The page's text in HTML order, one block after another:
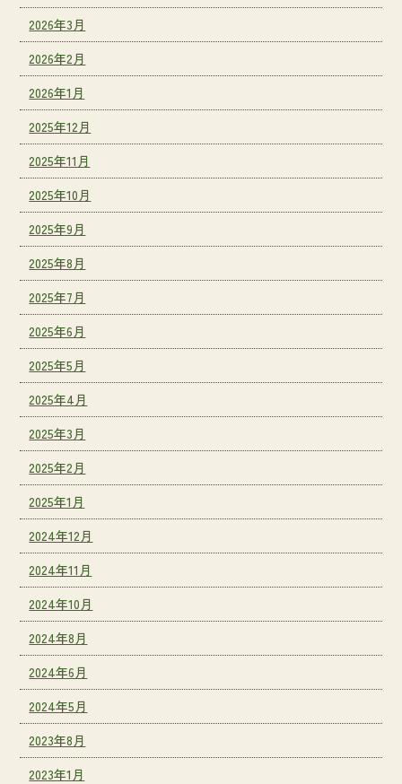
2026年3月
2026年2月
2026年1月
2025年12月
2025年11月
2025年10月
2025年9月
2025年8月
2025年7月
2025年6月
2025年5月
2025年4月
2025年3月
2025年2月
2025年1月
2024年12月
2024年11月
2024年10月
2024年8月
2024年6月
2024年5月
2023年8月
2023年1月